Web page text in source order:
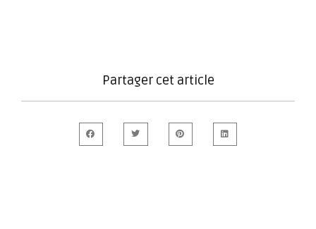
Partager cet article